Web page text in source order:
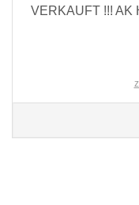
VERKAUFT !!! AK